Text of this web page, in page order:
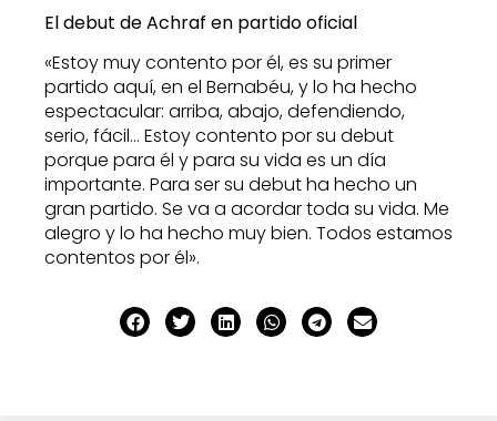
El debut de Achraf en partido oficial
«Estoy muy contento por él, es su primer
partido aquí, en el Bernabéu, y lo ha hecho
espectacular: arriba, abajo, defendiendo,
serio, fácil… Estoy contento por su debut
porque para él y para su vida es un día
importante. Para ser su debut ha hecho un
gran partido. Se va a acordar toda su vida. Me
alegro y lo ha hecho muy bien. Todos estamos
contentos por él».